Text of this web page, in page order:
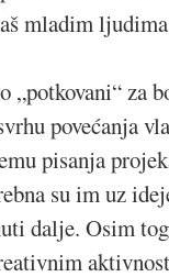
mladim
za
povećanja
pisanja
su im uz
dalje. Osim